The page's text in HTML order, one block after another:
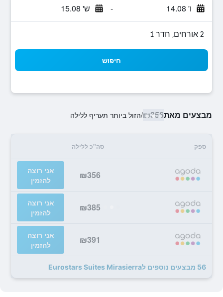
ו' 14.08 - ש' 15.08
2 אורחים, חדר 1
חיפוש
מבצעים מאת₪356
/הזול ביותר תעריף ללילה
ספק סה"כ ללילה
₪356
אני רוצה
להזמין
₪385
אני רוצה
להזמין
₪391
אני רוצה
להזמין
56 מבצעים נוספים לEurostars Suites Mirasierra